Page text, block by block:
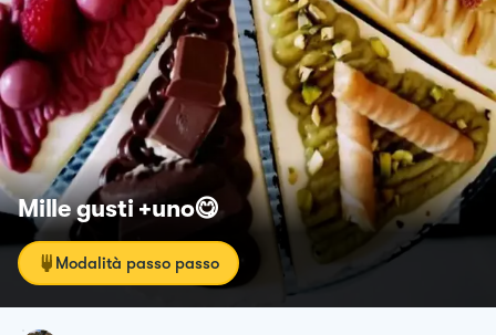
Mille gusti +uno😋
Modalità passo passo